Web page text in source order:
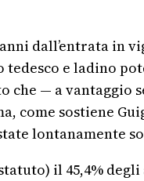
dall’entrata in
e ladino
— a vantaggio
come sostiene
lontanamente
il 45,4%